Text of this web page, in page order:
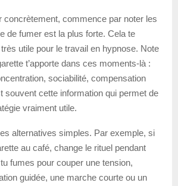
concrètement, commence par noter les
de fumer est la plus forte. Cela te
utile pour le travail en hypnose. Note
t’apporte dans ces moments-là :
sociabilité, compensation
souvent cette information qui permet de
vraiment utile.
alternatives simples. Par exemple, si
au café, change le rituel pendant
fumes pour couper une tension,
guidée, une marche courte ou un